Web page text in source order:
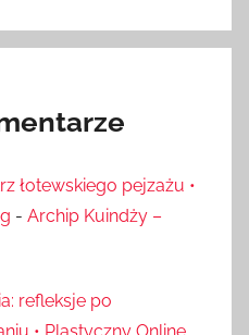
łotewskiego pejzażu •
- Archip Kuindży –
refleksje po